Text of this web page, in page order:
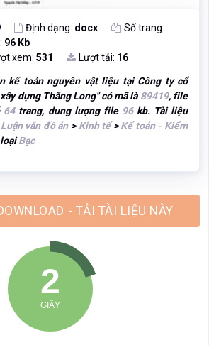
Định dạng: docx
Số trang:
96 Kb
xem: 531 Lượt tải: 16
kế toán nguyên vật liệu tại Công ty cổ
dựng Thăng Long" có mã là 89419, file
64trang, dung lượng file 96kb. Tài liệu
Luận văn đồ án> Kinh tế>Kế toán - Kiểm
Bạc
- TẢI TÀI LIỆU NÀY